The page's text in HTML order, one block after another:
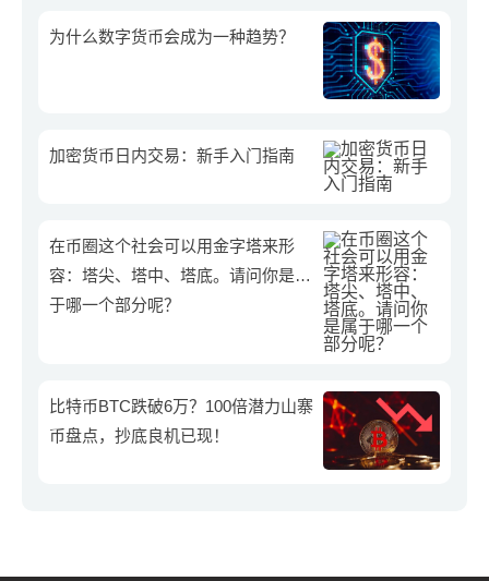
为什么数字货币会成为一种趋势？
加密货币日内交易：新手入门指南
在币圈这个社会可以用金字塔来形
容：塔尖、塔中、塔底。请问你是属
于哪一个部分呢？
比特币BTC跌破6万？100倍潜力山寨
币盘点，抄底良机已现！